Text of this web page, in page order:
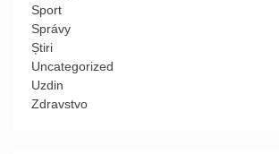
Sport
Správy
Știri
Uncategorized
Uzdin
Zdravstvo